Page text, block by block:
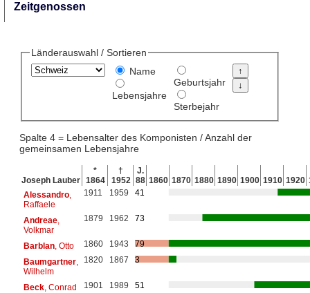
Zeitgenossen
Länderauswahl / Sortieren
Name
Lebensjahre
Geburtsjahr
Sterbejahr
Spalte 4 = Lebensalter des Komponisten / Anzahl der
gemeinsamen Lebensjahre
Joseph Lauber
*
1864
†
1952
J.
88 1860 1870 1880 1890 1900 1910 1920
Alessandro,
Raffaele
1911 1959 41
Andreae,
Volkmar
1879 1962 73
Barblan, Otto 1860 1943
79
Baumgartner,
Wilhelm
1820 1867 3
Beck, Conrad 1901 1989
51